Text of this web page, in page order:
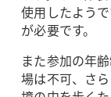
使用したよう
が必要です。
また参加の年
場は不可、さ